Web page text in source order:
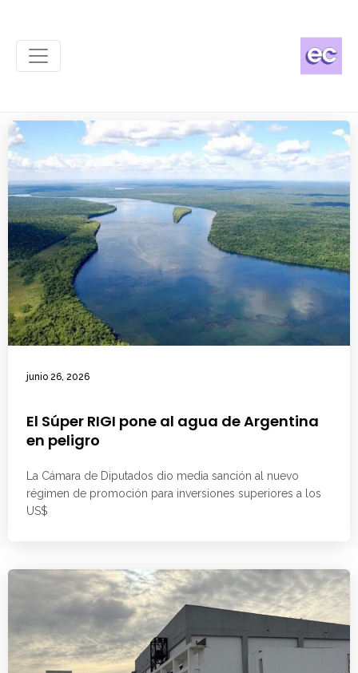
junio 26, 2026
El Súper RIGI pone al agua de Argentina
en peligro
La Cámara de Diputados dio media sanción al nuevo
régimen de promoción para inversiones superiores a los
US$